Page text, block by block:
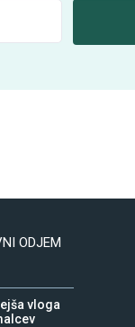
e-naslov prejemali
ODJEM
vloga